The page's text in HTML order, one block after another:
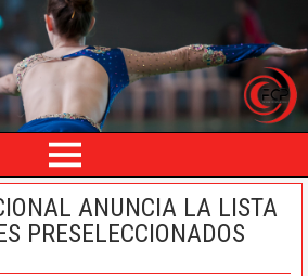
ANUNCIA LA LISTA
PRESELECCIONADOS